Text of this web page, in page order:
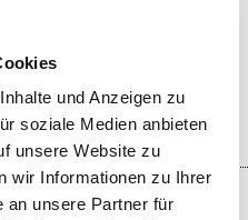
und Anzeigen zu
soziale Medien anbieten
unsere Website zu
wir Informationen zu Ihrer
an unsere Partner für
UTILE?